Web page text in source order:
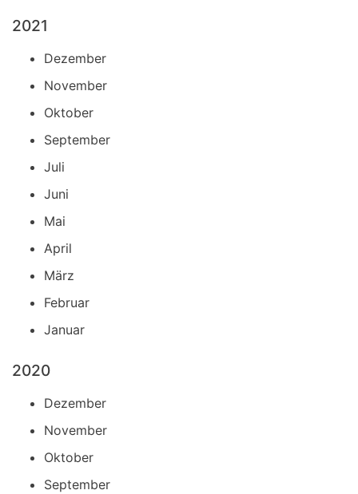
2021
Dezember
November
Oktober
September
Juli
Juni
Mai
April
März
Februar
Januar
2020
Dezember
November
Oktober
September